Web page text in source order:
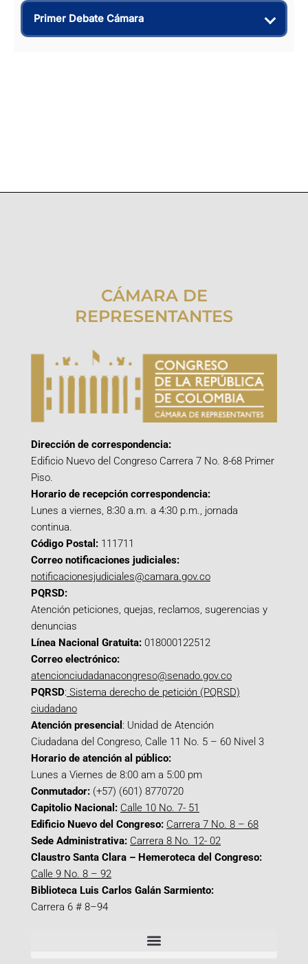
Primer Debate Cámara
CÁMARA DE
REPRESENTANTES
Dirección de correspondencia:
Edificio Nuevo del Congreso Carrera 7 No. 8-68 Primer
Piso.
Horario de recepción correspondencia:
Lunes a viernes, 8:30 a.m. a 4:30 p.m., jornada
continua.
Código Postal: 111711
Correo notificaciones judiciales:
notificacionesjudiciales@camara.gov.co
PQRSD:
Atención peticiones, quejas, reclamos, sugerencias y
denuncias
Línea Nacional Gratuita: 018000122512
Correo electrónico:
atencionciudadanacongreso@senado.gov.co
PQRSD: Sistema derecho de petición (PQRSD)
ciudadano
Atención presencial : Unidad de Atención
Ciudadana del Congreso, Calle 11 No. 5 – 60 Nivel 3
Horario de atención al público:
Lunes a Viernes de 8:00 am a 5:00 pm
Conmutador: (+57) (601) 8770720
Capitolio Nacional: Calle 10 No. 7- 51
Edificio Nuevo del Congreso: Carrera 7 No. 8 – 68
Sede Administrativa: Carrera 8 No. 12- 02
Claustro Santa Clara – Hemeroteca del Congreso:
Calle 9 No. 8 – 92
Biblioteca Luis Carlos Galán Sarmiento:
Carrera 6 # 8–94